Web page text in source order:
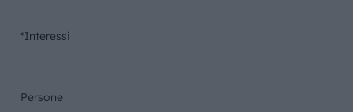
*Interessi
Persone